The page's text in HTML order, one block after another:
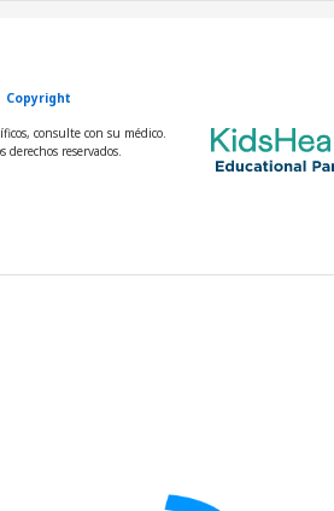
Copyright
consulte con su médico.
reservados.